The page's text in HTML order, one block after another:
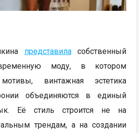
представиласобственный
моду, в котором
винтажная эстетика
объединяются в единый
Её стиль строится не на
трендам, а на создании